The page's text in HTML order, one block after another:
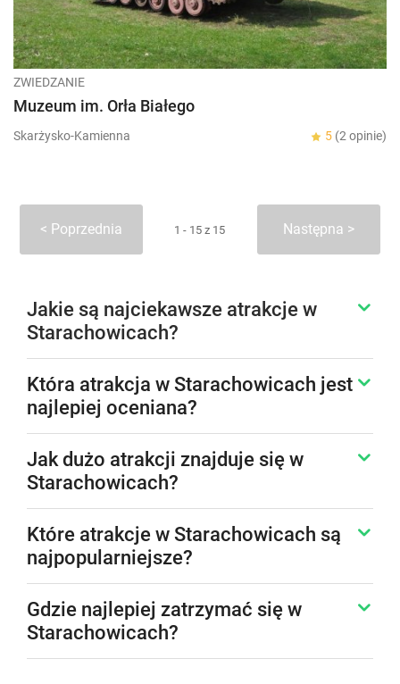
ZWIEDZANIE
Muzeum im. Orła Białego
Skarżysko-Kamienna 5 (2 opinie)
Poprzednia 1 - 15 z 15 Następna
Jakie są najciekawsze atrakcje w
Starachowicach?
Która atrakcja w Starachowicach jest
najlepiej oceniana?
Jak dużo atrakcji znajduje się w
Starachowicach?
Które atrakcje w Starachowicach są
najpopularniejsze?
Gdzie najlepiej zatrzymać się w
Starachowicach?